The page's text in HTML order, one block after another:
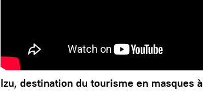
Izu, destination du tourisme en masques